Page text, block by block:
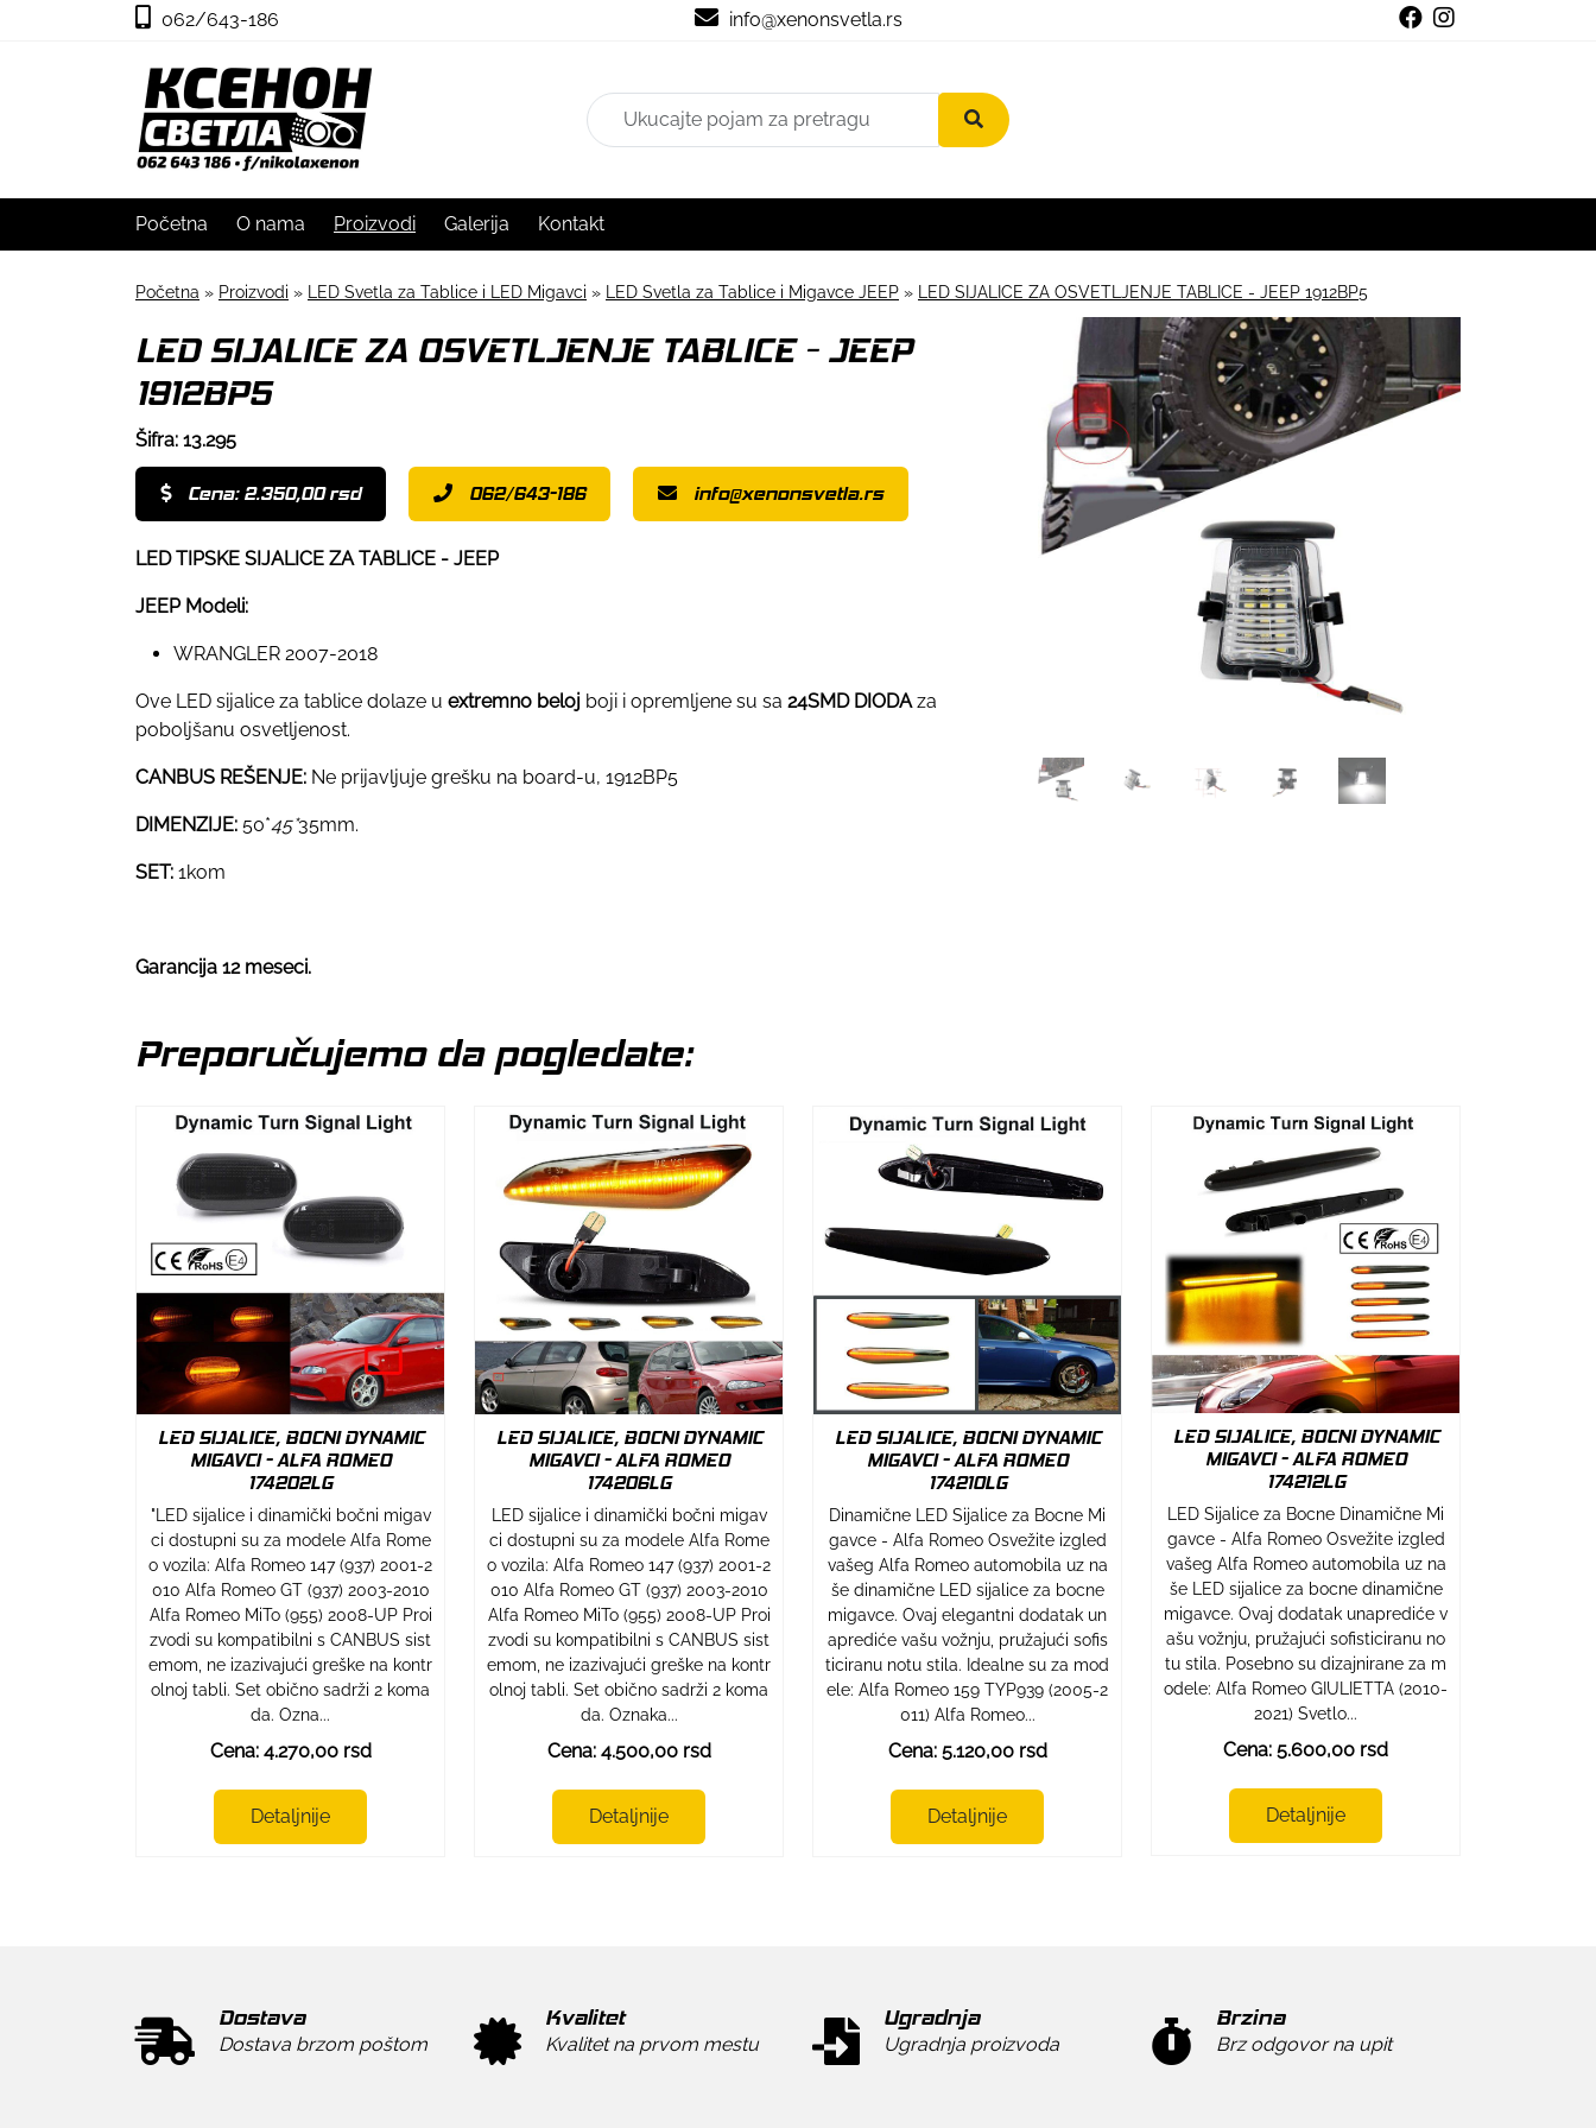
062/643-186 info@xenonsvetla.rs
Početna O nama Proizvodi Galerija Kontakt
Početna » Proizvodi » LED Svetla za Tablice i LED Migavci » LED Svetla za Tablice i Migavce JEEP » LED SIJALICE ZA OSVETLJENJE TABLICE - JEEP 1912BP5
LED SIJALICE ZA OSVETLJENJE TABLICE - JEEP
1912BP5
Šifra: 13.295
Cena: 2.350,00 rsd 062/643-186 info@xenonsvetla.rs
LED TIPSKE SIJALICE ZA TABLICE - JEEP
JEEP Modeli:
WRANGLER 2007-2018
Ove LED sijalice za tablice dolaze u extremno beloj boji i opremljene su sa 24SMD DIODA za
poboljšanu osvetljenost.
CANBUS REŠENJE: Ne prijavljuje grešku na board-u, 1912BP5
DIMENZIJE: 50*45*35mm.
SET: 1kom
Garancija 12 meseci.
Preporučujemo da pogledate:
LED SIJALICE, BOCNI DYNAMIC
MIGAVCI - ALFA ROMEO
174202LG
"LED sijalice i dinamički bočni migav
ci dostupni su za modele Alfa Rome
o vozila: Alfa Romeo 147 (937) 2001-2
010 Alfa Romeo GT (937) 2003-2010
Alfa Romeo MiTo (955) 2008-UP Proi
zvodi su kompatibilni s CANBUS sist
emom, ne izazivajući greške na kontr
olnoj tabli. Set obično sadrži 2 koma
da. Ozna...
Cena: 4.270,00 rsd
Detaljnije
LED SIJALICE, BOCNI DYNAMIC
MIGAVCI - ALFA ROMEO
174206LG
LED sijalice i dinamički bočni migav
ci dostupni su za modele Alfa Rome
o vozila: Alfa Romeo 147 (937) 2001-2
010 Alfa Romeo GT (937) 2003-2010
Alfa Romeo MiTo (955) 2008-UP Proi
zvodi su kompatibilni s CANBUS sist
emom, ne izazivajući greške na kontr
olnoj tabli. Set obično sadrži 2 koma
da. Oznaka...
Cena: 4.500,00 rsd
Detaljnije
LED SIJALICE, BOCNI DYNAMIC
MIGAVCI - ALFA ROMEO
174210LG
Dinamične LED Sijalice za Bocne Mi
gavce - Alfa Romeo Osvežite izgled
vašeg Alfa Romeo automobila uz na
še dinamične LED sijalice za bocne
migavce. Ovaj elegantni dodatak un
aprediće vašu vožnju, pružajući sofis
ticiranu notu stila. Idealne su za mod
ele: Alfa Romeo 159 TYP939 (2005-2
011) Alfa Romeo...
Cena: 5.120,00 rsd
Detaljnije
LED SIJALICE, BOCNI DYNAMIC
MIGAVCI - ALFA ROMEO
174212LG
LED Sijalice za Bocne Dinamične Mi
gavce - Alfa Romeo Osvežite izgled
vašeg Alfa Romeo automobila uz na
še LED sijalice za bocne dinamične
migavce. Ovaj dodatak unaprediće v
ašu vožnju, pružajući sofisticiranu no
tu stila. Posebno su dizajnirane za m
odele: Alfa Romeo GIULIETTA (2010-
2021) Svetlo...
Cena: 5.600,00 rsd
Detaljnije
Dostava
Dostava brzom poštom
Kvalitet
Kvalitet na prvom mestu
Ugradnja
Ugradnja proizvoda
Brzina
Brz odgovor na upit